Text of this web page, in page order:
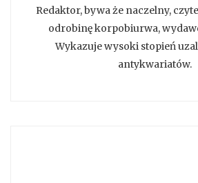
Redaktor, bywa że naczelny,
odrobinę korpobiurwa,
Wykazuje wysoki stopień
antykwariatów.